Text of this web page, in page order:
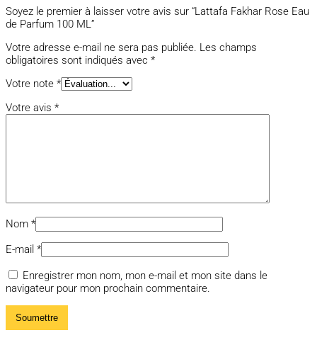
Soyez le premier à laisser votre avis sur “Lattafa Fakhar Rose Eau
de Parfum 100 ML”
Votre adresse e-mail ne sera pas publiée. Les champs
obligatoires sont indiqués avec *
Votre note *
Votre avis *
Nom *
E-mail *
Enregistrer mon nom, mon e-mail et mon site dans le
navigateur pour mon prochain commentaire.